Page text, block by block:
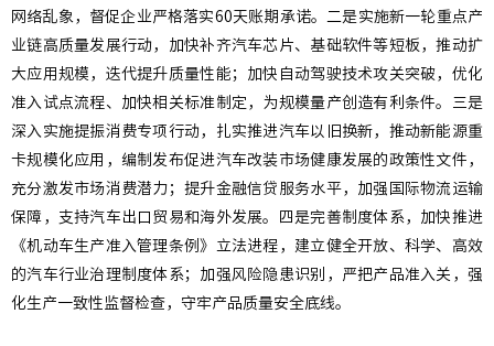
网络乱象，督促企业严格落实60天账期承诺。二是实施新一轮重点产
业链高质量发展行动，加快补齐汽车芯片、基础软件等短板，推动扩
大应用规模，迭代提升质量性能；加快自动驾驶技术攻关突破，优化
准入试点流程、加快相关标准制定，为规模量产创造有利条件。三是
深入实施提振消费专项行动，扎实推进汽车以旧换新，推动新能源重
卡规模化应用，编制发布促进汽车改装市场健康发展的政策性文件，
充分激发市场消费潜力；提升金融信贷服务水平，加强国际物流运输
保障，支持汽车出口贸易和海外发展。四是完善制度体系，加快推进
《机动车生产准入管理条例》立法进程，建立健全开放、科学、高效
的汽车行业治理制度体系；加强风险隐患识别，严把产品准入关，强
化生产一致性监督检查，守牢产品质量安全底线。